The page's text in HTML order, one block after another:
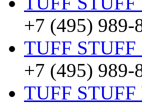
+7 (495) 989-
TUFF STUFF
+7 (495) 989-
TUFF STUFF